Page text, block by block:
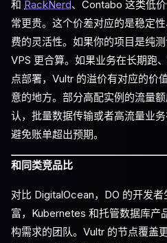
和 RackNerd、Contabo 这类低
常更贵。这个价差对应的是稳定
费的灵活性。如果你的项目是纯
VPS 更合算。如果业务在长期跑
点部署，Vultr 的溢价有对应的价
意的地方。部分高配实例的流量
认，批量数据传输或者高流量业务
避免账单超出预期。
和同类竞品比
对比 DigitalOcean，DO 的开发
富，Kubernetes 和托管数据库产
构需求的团队。Vultr 的节点覆盖